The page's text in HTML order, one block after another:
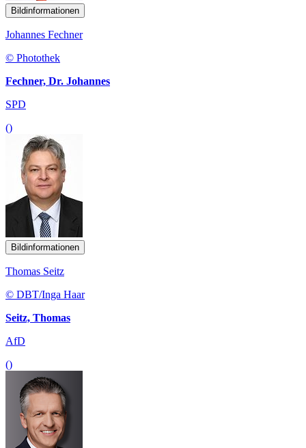
Bildinformationen
Johannes Fechner
© Photothek
Fechner, Dr. Johannes
SPD
()
Bildinformationen
Thomas Seitz
© DBT/Inga Haar
Seitz, Thomas
AfD
()